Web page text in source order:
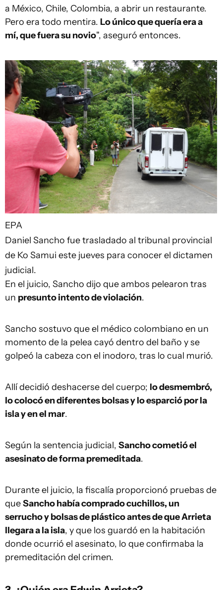
a México, Chile, Colombia, a abrir un restaurante.
Pero era todo mentira. Lo único que quería era a
mí, que fuera su novio", aseguró entonces.
EPA
Daniel Sancho fue trasladado al tribunal provincial
de Ko Samui este jueves para conocer el dictamen
judicial.
En el juicio, Sancho dijo que ambos pelearon tras
un presunto intento de violación.
Sancho sostuvo que el médico colombiano en un
momento de la pelea cayó dentro del baño y se
golpeó la cabeza con el inodoro, tras lo cual murió.
Allí decidió deshacerse del cuerpo; lo desmembró,
lo colocó en diferentes bolsas y lo esparció por la
isla y en el mar.
Según la sentencia judicial, Sancho cometió el
asesinato de forma premeditada.
Durante el juicio, la fiscalía proporcionó pruebas de
queSancho había comprado cuchillos, un
serrucho y bolsas de plástico antes de que Arrieta
llegara a la isla, y que los guardó en la habitación
donde ocurrió el asesinato, lo que confirmaba la
premeditación del crimen.